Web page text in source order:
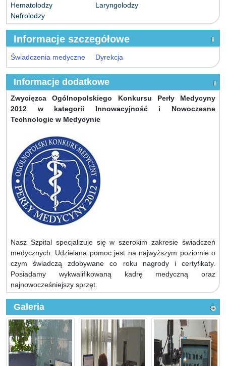
Hematolodzy
Laryngolodzy
Nefrolodzy
Informacje szczegółowe
Świadczenia medyczne Dyrekcja
Informacje dodatkowe
Zwycięzca Ogólnopolskiego Konkursu Perły Medycyny
2012 w kategorii Innowacyjność i Nowoczesne
Technologie w Medycynie
Nasz Szpital specjalizuje się w szerokim zakresie świadczeń
medycznych. Udzielana pomoc jest na najwyższym poziomie o
czym świadczą zdobywane co roku nagrody i certyfikaty.
Posiadamy wykwalifikowaną kadrę medyczną oraz
najnowocześniejszy sprzęt.
Galeria